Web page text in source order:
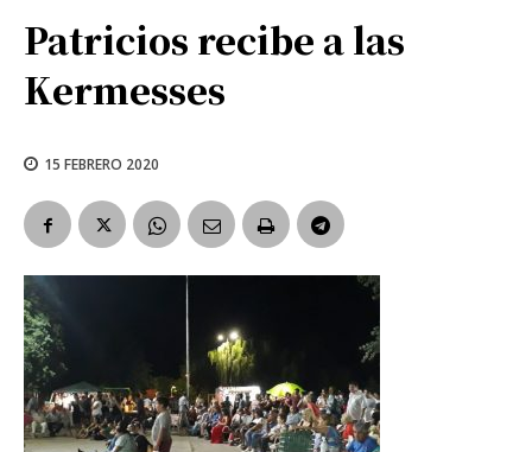
Patricios recibe a las
Kermesses
15 FEBRERO 2020